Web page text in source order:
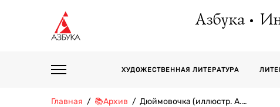
Азбука
ХУДОЖЕСТВЕННАЯ ЛИТЕРАТУРА
Главная 📚Архив Дюймовочка (иллюстр. А.…